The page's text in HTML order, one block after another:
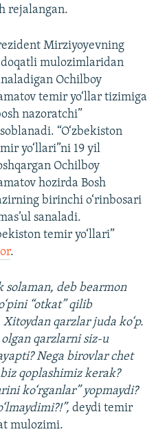
rejalangan.
Mirziyoyevning
mulozimlaridan
Ochilboy
temir yo‘llar tizimiga
nazoratchi”
“O‘zbekiston
yo‘llari”ni 19 yil
Ochilboy
hozirda Bosh
birinchi o‘rinbosari
sanaladi.
temir yo‘llari”
.
solaman, deb bearmon
“otkat” qilib
qarzlar juda ko‘p.
olgan qarzlarni siz-u
Nega birovlar chet
qoplashimiz kerak?
ko‘rganlar” yopmaydi?
deydi temir
mulozimi.